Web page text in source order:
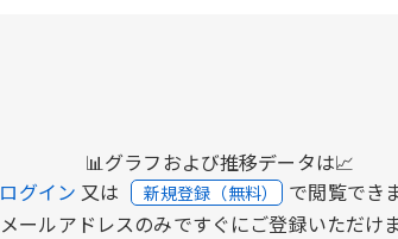
📊グラフおよび推移データは📈
ログイン 又は 新規登録（無料） で閲覧でき
メールアドレスのみですぐにご登録いただけま